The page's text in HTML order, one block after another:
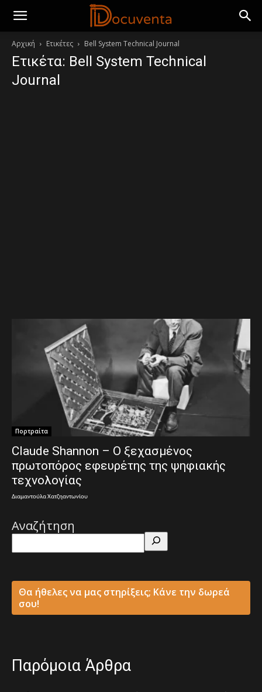
Αρχική Ετικέτες Bell System Technical Journal
Ετικέτα: Bell System Technical
Journal
Πορτραίτα
Claude Shannon – Ο ξεχασμένος
πρωτοπόρος εφευρέτης της ψηφιακής
τεχνολογίας
Διαμαντούλα Χατζηαντωνίου
Αναζήτηση
Θα ήθελες να μας στηρίξεις; Κάνε την δωρεά
σου!
Παρόμοια Άρθρα